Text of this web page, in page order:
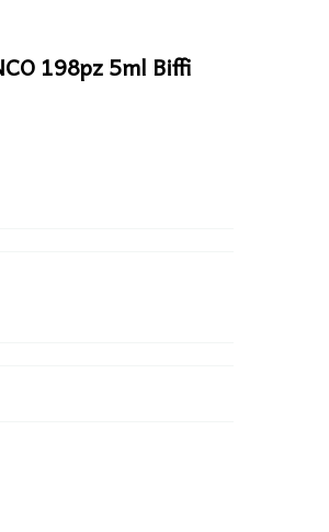
Pizza-Pane-Piadina
198pz 5ml Biffi